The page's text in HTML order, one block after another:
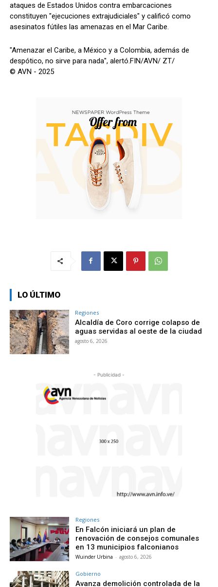
ataques de Estados Unidos contra embarcaciones
constituyen "ejecuciones extrajudiciales" y calificó como
asesinatos fútiles las amenazas en el Mar Caribe.
"Amenazar el Caribe, a México y a Colombia, además de
despótico, no sirve para nada", alertó.FIN/AVN/ ZT/
© AVN - 2025
LO ÚLTIMO
Regiones
Alcaldía de Coro corrige colapso de
aguas servidas al oeste de la ciudad
agosto 6, 2026
- Publicidad -
Regiones
En Falcón iniciará un plan de
renovación de consejos comunales
en 13 municipios falconianos
Wuinder Urbina - agosto 6, 2026
Gobierno
Avanza demolición controlada de la